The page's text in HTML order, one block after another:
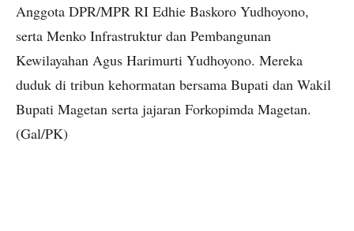
Anggota DPR/MPR RI Edhie Baskoro Yudhoyono,
serta Menko Infrastruktur dan Pembangunan
Kewilayahan Agus Harimurti Yudhoyono. Mereka
duduk di tribun kehormatan bersama Bupati dan Wakil
Bupati Magetan serta jajaran Forkopimda Magetan.
(Gal/PK)